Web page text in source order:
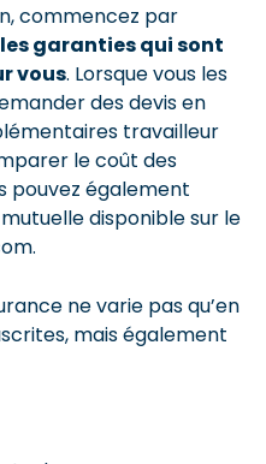
commencez par
garanties qui sont
vous. Lorsque vous les
des devis en
travailleur
le coût des
pouvez également
disponible sur le
ne varie pas qu’en
mais également